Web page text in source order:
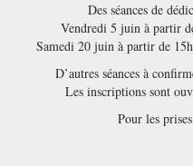
Des séances de
Vendredi 5 juin à partir
Samedi 20 juin à partir de
D’autres séances à
Les inscriptions sont
Pour les